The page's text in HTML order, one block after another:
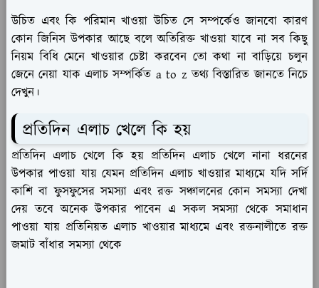
উচিত এবং কি পরিমান খাওয়া উচিত সে সম্পর্কেও জানবো কারণ
কোন জিনিস উপকার আছে বলে অতিরিক্ত খাওয়া যাবে না সব কিছু
নিয়ম বিধি মেনে খাওয়ার চেষ্টা করবেন তো কথা না বাড়িয়ে চলুন
জেনে নেয়া যাক এলাচ সম্পর্কিত a to z তথ্য বিস্তারিত জানতে নিচে
দেখুন।
প্রতিদিন এলাচ খেলে কি হয়
প্রতিদিন এলাচ খেলে কি হয় প্রতিদিন এলাচ খেলে নানা ধরনের
উপকার পাওয়া যায় যেমন প্রতিদিন এলাচ খাওয়ার মাধ্যমে যদি সর্দি
কাশি বা ফুসফুসের সমস্যা এবং রক্ত সঞ্চালনের কোন সমস্যা দেখা
দেয় তবে অনেক উপকার পাবেন এ সকল সমস্যা থেকে সমাধান
পাওয়া যায় প্রতিনিয়ত এলাচ খাওয়ার মাধ্যমে এবং রক্তনালীতে রক্ত
জমাট বাঁধার সমস্যা থেকে